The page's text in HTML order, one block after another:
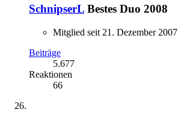
SchnipserL Bestes Duo 2008
Mitglied seit 21. Dezember 2007
Beiträge
5.677
Reaktionen
66